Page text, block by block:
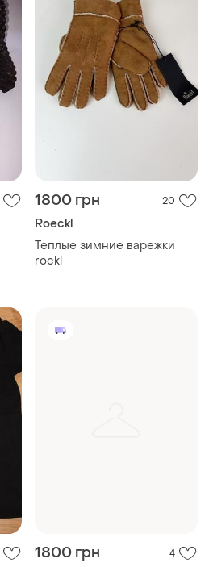
1800 грн 20
Roeckl
Теплые зимние варежки
rockl
1800 грн 4